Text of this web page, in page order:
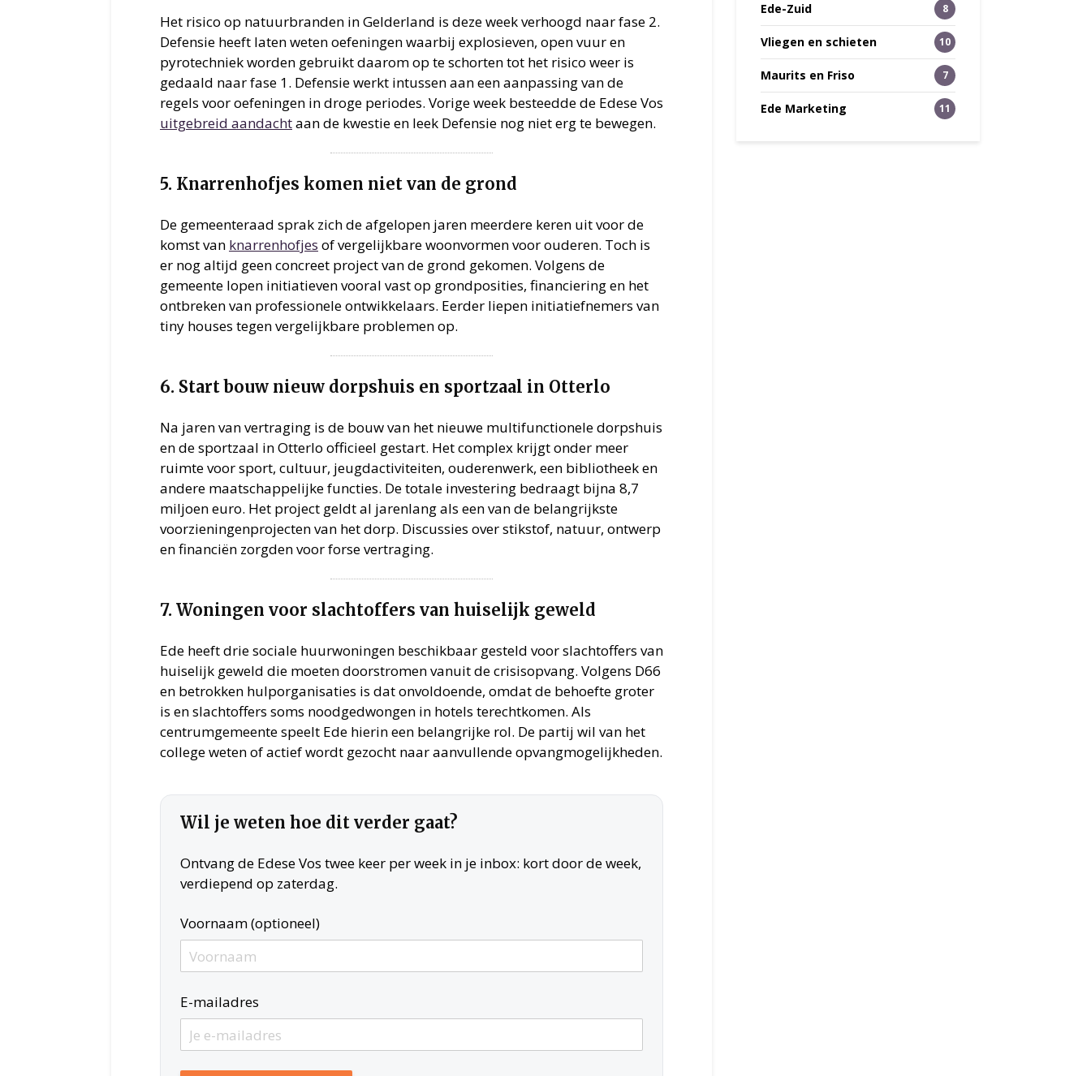
Het risico op natuurbranden in Gelderland is deze week verhoogd naar fase 2.
Defensie heeft laten weten oefeningen waarbij explosieven, open vuur en
pyrotechniek worden gebruikt daarom op te schorten tot het risico weer is
gedaald naar fase 1. Defensie werkt intussen aan een aanpassing van de
regels voor oefeningen in droge periodes. Vorige week besteedde de Edese Vos
uitgebreid aandachtaan de kwestie en leek Defensie nog niet erg te bewegen.
5. Knarrenhofjes komen niet van de grond
De gemeenteraad sprak zich de afgelopen jaren meerdere keren uit voor de
komst van knarrenhofjes of vergelijkbare woonvormen voor ouderen. Toch is
er nog altijd geen concreet project van de grond gekomen. Volgens de
gemeente lopen initiatieven vooral vast op grondposities, financiering en het
ontbreken van professionele ontwikkelaars. Eerder liepen initiatiefnemers van
tiny houses tegen vergelijkbare problemen op.
6. Start bouw nieuw dorpshuis en sportzaal in Otterlo
Na jaren van vertraging is de bouw van het nieuwe multifunctionele dorpshuis
en de sportzaal in Otterlo officieel gestart. Het complex krijgt onder meer
ruimte voor sport, cultuur, jeugdactiviteiten, ouderenwerk, een bibliotheek en
andere maatschappelijke functies. De totale investering bedraagt bijna 8,7
miljoen euro. Het project geldt al jarenlang als een van de belangrijkste
voorzieningenprojecten van het dorp. Discussies over stikstof, natuur, ontwerp
en financiën zorgden voor forse vertraging.
7. Woningen voor slachtoffers van huiselijk geweld
Ede heeft drie sociale huurwoningen beschikbaar gesteld voor slachtoffers van
huiselijk geweld die moeten doorstromen vanuit de crisisopvang. Volgens D66
en betrokken hulporganisaties is dat onvoldoende, omdat de behoefte groter
is en slachtoffers soms noodgedwongen in hotels terechtkomen. Als
centrumgemeente speelt Ede hierin een belangrijke rol. De partij wil van het
college weten of actief wordt gezocht naar aanvullende opvangmogelijkheden.
Wil je weten hoe dit verder gaat?
Ontvang de Edese Vos twee keer per week in je inbox: kort door de week,
verdiepend op zaterdag.
Voornaam (optioneel)
E-mailadres
Ede-Zuid 8
Vliegen en schieten 10
Maurits en Friso 7
Ede Marketing 11